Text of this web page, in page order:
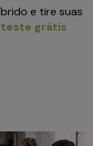
e tire suas
teste grátis